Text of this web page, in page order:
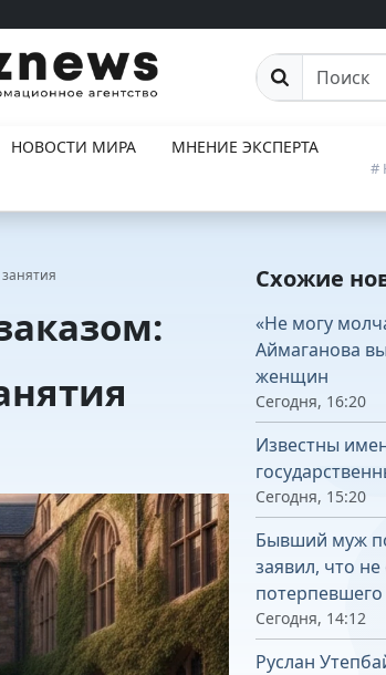
Поиск
НОВОСТИ МИРА
МНЕНИЕ ЭКСПЕРТА
#
Схожие
«Не могу
Аймаганова
женщин
Сегодня, 16:20
Известны
Сегодня, 15:20
Бывший муж
заявил, что не
потерпевшего
Сегодня, 14:12
Руслан